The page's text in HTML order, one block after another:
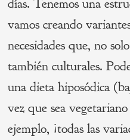
días. Tenemos una
vamos creando
necesidades que, no
también culturales.
una dieta hiposódica
vez que sea
ejemplo, ¡todas las